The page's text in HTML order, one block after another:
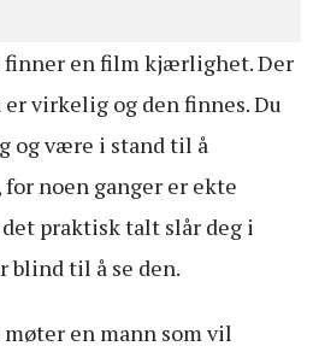
en film kjærlighet. Der
virkelig og den finnes. Du
og være i stand til å
noen ganger er ekte
praktisk talt slår deg i
blind til å se den.
en mann som vil